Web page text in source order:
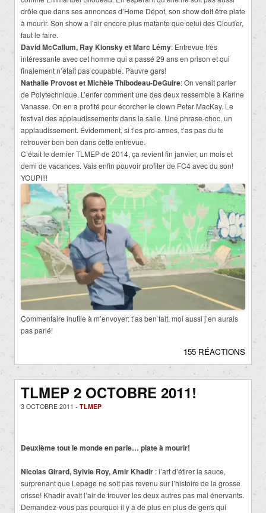
drôle que dans ses annonces d’Home Dépot, son show doit être plate
à mourir. Son show a l’air encore plus matante que celui des Cloutier,
faut le faire.
David McCallum, Ray Klonsky et Marc Lémy: Entrevue très
intéressante avec cet homme qui a passé 29 ans en prison et qui
finalement n’était pas coupable. Pauvre gars!
Nathalie Provost et Michèle Thibodeau-DeGuire: On venait parler
de Polytechnique. L’enfer comment une des deux ressemble à Karine
Vanasse. On en a profité pour écorcher le clown Peter MacKay. Le
festival des applaudissements dans la salle. Une phrase-choc, un
applaudissement. Évidemment, si t’es pro-armes, t’as pas du te
retrouver ben ben dans cette entrevue.
C’était le dernier TLMEP de 2014, ça revient fin janvier, un mois et
demi de vacances. Vais enfin pouvoir profiter de FC4 avec du son!
YOUPI!!!
Commentaire inutile à m’envoyer: t’as ben fait, moi aussi j’en aurais
pas parlé!
155 RÉACTIONS
TLMEP 2 OCTOBRE 2011!
3 OCTOBRE 2011 - TLMEP
Deuxième tout le monde en parle… plate à mourir!
Nicolas Girard, Sylvie Roy, Amir Khadir : l’art d’étirer la sauce,
surprenant que Lepage ne soit pas revenu sur l’histoire de la grosse
crisse! Khadir avait l’air de trouver les deux autres pas mal énervants.
Demandez-vous pas pourquoi il y a de plus en plus de gens qui